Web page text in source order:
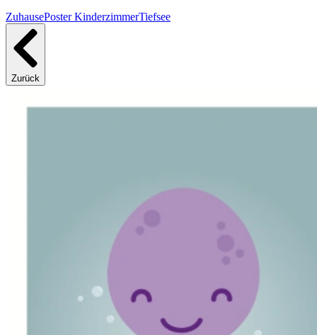
ZuhausePoster KinderzimmerTiefsee
Zurück